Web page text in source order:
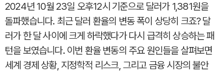
2024년 10월 23일 오후12시 기준으로 달러가 1,381원을
돌파했습니다. 최근 달러 환율의 변동 폭이 상당히 크죠? 달
러가 한 달 사이에 크게 하락했다가 다시 급격히 상승하는 패
턴을 보였습니다. 이번 환율 변동의 주요 원인들을 살펴보면
세계 경제 상황, 지정학적 리스크, 그리고 금융 시장의 불안